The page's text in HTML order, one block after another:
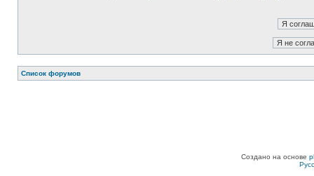
Список форумов
Создано на основе